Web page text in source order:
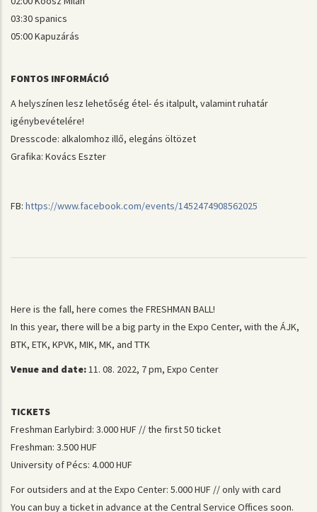
03:30 spanics
05:00 Kapuzárás
FONTOS INFORMÁCIÓ
A helyszínen lesz lehetőség étel- és italpult, valamint ruhatár
igénybevételére!
Dresscode: alkalomhoz illő, elegáns öltözet
Grafika: Kovács Eszter
FB: https://www.facebook.com/events/1452474908562025
Here is the fall, here comes the FRESHMAN BALL!
In this year, there will be a big party in the Expo Center, with the ÁJK,
BTK, ETK, KPVK, MIK, MK, and TTK
Venue and date:11. 08. 2022, 7 pm, Expo Center
TICKETS
Freshman Earlybird: 3.000 HUF // the first 50 ticket
Freshman: 3.500 HUF
University of Pécs: 4.000 HUF
For outsiders and at the Expo Center: 5.000 HUF // only with card
You can buy a ticket in advance at the Central Service Offices soon.